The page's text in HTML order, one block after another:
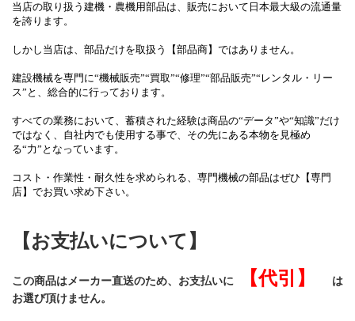
当店の取り扱う建機・農機用部品は、販売において日本最大級の流通量
を誇ります。
しかし当店は、部品だけを取扱う【部品商】ではありません。
建設機械を専門に“機械販売”“買取”“修理”“部品販売”“レンタル・リー
ス” と、総合的に行っております。
すべての業務において、蓄積された経験は商品の“データ”や“知識”だけ
ではなく、自社内でも使用する事で、その先にある本物を見極め
る“力”となっています。
コスト・作業性・耐久性を求められる、専門機械の部品はぜひ【専門
店】でお買い求め下さい。
【お支払いについて】
この商品はメーカー直送のため、お支払いに 【代引】
は
お選び頂けません。